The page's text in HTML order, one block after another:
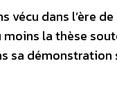
dans l’ère
moins la thèse
sa